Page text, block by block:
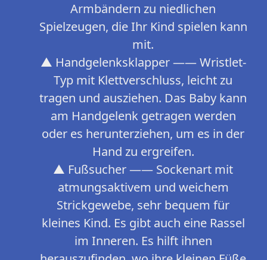
Armbändern zu niedlichen
Spielzeugen, die Ihr Kind spielen kann
mit.
▲ Handgelenksklapper —— Wristlet-
Typ mit Klettverschluss, leicht zu
tragen und ausziehen. Das Baby kann
am Handgelenk getragen werden
oder es herunterziehen, um es in der
Hand zu ergreifen.
▲ Fußsucher —— Sockenart mit
atmungsaktivem und weichem
Strickgewebe, sehr bequem für
kleines Kind. Es gibt auch eine Rassel
im Inneren. Es hilft ihnen